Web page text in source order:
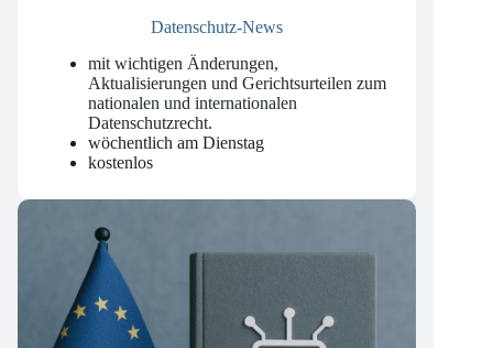
Datenschutz-News
mit wichtigen Änderungen,
Aktualisierungen und Gerichtsurteilen zum
nationalen und internationalen
Datenschutzrecht.
wöchentlich am Dienstag